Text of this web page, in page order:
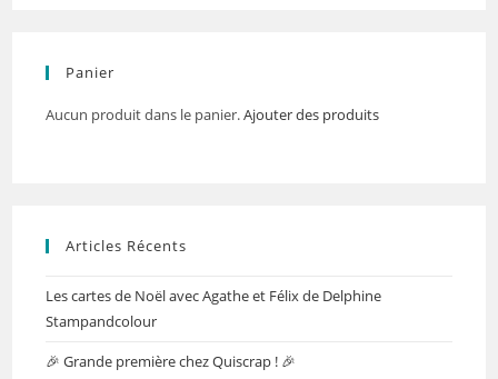
Panier
Aucun produit dans le panier.Ajouter des produits
Articles Récents
Les cartes de Noël avec Agathe et Félix de Delphine
Stampandcolour
🎉 Grande première chez Quiscrap ! 🎉